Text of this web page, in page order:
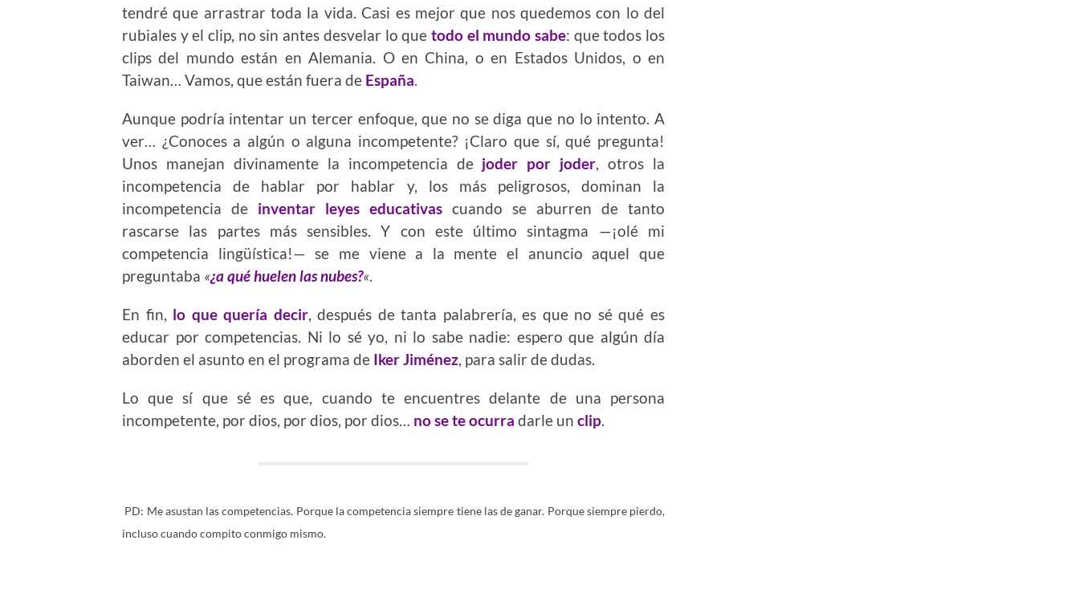
tendré que arrastrar toda la vida. Casi es mejor que nos quedemos con lo del
rubiales y el clip, no sin antes desvelar lo que todo el mundo sabe: que todos los
clips del mundo están en Alemania. O en China, o en Estados Unidos, o en
Taiwan… Vamos, que están fuera de España.
Aunque podría intentar un tercer enfoque, que no se diga que no lo intento. A
ver… ¿Conoces a algún o alguna incompetente? ¡Claro que sí, qué pregunta!
Unos manejan divinamente la incompetencia de joder por joder, otros la
incompetencia de hablar por hablar y, los más peligrosos, dominan la
incompetencia de inventar leyes educativas cuando se aburren de tanto
rascarse las partes más sensibles. Y con este último sintagma —¡olé mi
competencia lingüística!— se me viene a la mente el anuncio aquel que
preguntaba «¿a qué huelen las nubes?«.
En fin, lo que quería decir, después de tanta palabrería, es que no sé qué es
educar por competencias. Ni lo sé yo, ni lo sabe nadie: espero que algún día
aborden el asunto en el programa de Iker Jiménez, para salir de dudas.
Lo que sí que sé es que, cuando te encuentres delante de una persona
incompetente, por dios, por dios, por dios… no se te ocurra darle un clip.
PD: Me asustan las competencias. Porque la competencia siempre tiene las de ganar. Porque siempre pierdo,
incluso cuando compito conmigo mismo.